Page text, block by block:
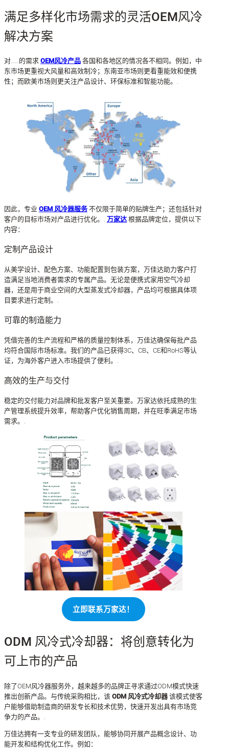
满足多样化市场需求的灵活OEM风冷
解决方案
对……的需求OEM风冷产品各国和各地区的情况各不相同。例如，中
东市场更重视大风量和高效制冷；东南亚市场则更看重能效和便携
性；而欧美市场则更关注产品设计、环保标准和智能功能。.
因此，专业 OEM 风冷器服务不仅限于简单的贴牌生产；还包括针对
客户的目标市场对产品进行优化。. 万家达根据品牌定位，提供以下
内容：
定制产品设计
从美学设计、配色方案、功能配置到包装方案，万佳达助力客户打
造满足当地消费者需求的专属产品。无论是便携式家用空气冷却
器，还是用于商业空间的大型蒸发式冷却器，产品均可根据具体项
目要求进行定制。.
可靠的制造能力
凭借完善的生产流程和严格的质量控制体系，万佳达确保每批产品
均符合国际市场标准。我们的产品已获得3C、CB、CE和RoHS等认
证，为海外客户进入市场提供了便利。.
高效的生产与交付
稳定的交付能力对品牌和批发客户至关重要。万家达依托成熟的生
产管理系统提升效率，帮助客户优化销售周期，并在旺季满足市场
需求。.
立即联系万家达！
ODM 风冷式冷却器：将创意转化为
可上市的产品
除了OEM风冷器服务外，越来越多的品牌正寻求通过ODM模式快速
推出创新产品。与传统采购相比，该ODM 风冷式冷却器该模式使客
户能够借助制造商的研发专长和技术优势，快速开发出具有市场竞
争力的产品。.
万佳达拥有一支专业的研发团队，能够协同开展产品概念设计、功
能开发和结构优化工作。例如：